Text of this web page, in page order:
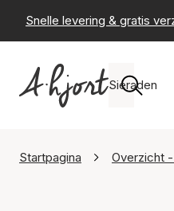
Snelle levering & gratis
Sieraden
Startpagina Overzicht